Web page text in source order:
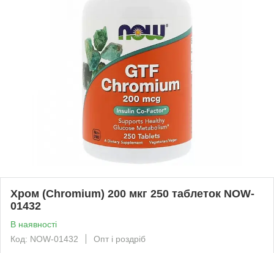
Хром (Chromium) 200 мкг 250 таблеток NOW-
01432
В наявності
Код: NOW-01432
Опт і роздріб